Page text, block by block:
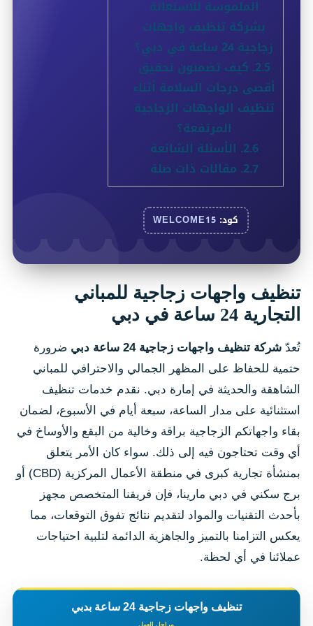
الملموسة للاستعانة
بشركة تنظيف واجهات
زجاجية 24 ساعة في دبي؟
2.5. كيف تضمنون تحقيق
أقصى درجات السلامة أثناء
تنظيف الواجهات الزجاجية
المرتفعة؟
2.6. الأسئلة الشائعة
2.7. مقالات ذات صلة
كود: WELCOME15
تنظيف واجهات زجاجية للمباني
التجارية 24 ساعة في دبي
تُعدّ شركة تنظيف واجهات زجاجية 24 ساعة دبي
ضرورة
حتمية للحفاظ على المظهر الجمالي والاحترافي للمباني
الشاهقة والحديثة في إمارة دبي. نقدم خدمات تنظيف
استثنائية على مدار الساعة، سبعة أيام في الأسبوع، لضمان
بقاء واجهاتكم الزجاجية براقة وخالية من البقع والأوساخ في
أي وقت تحتاجون فيه إلى ذلك. سواء كان الأمر يتعلق
بمنشأة تجارية كبرى في منطقة الأعمال المركزية (CBD) أو
برج سكني في دبي مارينا، فإن فريقنا المتخصص مجهز
بأحدث التقنيات والمواد لتقديم نتائج تفوق التوقعات، مما
يعكس التزامنا بالتميز والجاهزية الدائمة لتلبية احتياجات
عملائنا في أي لحظة.